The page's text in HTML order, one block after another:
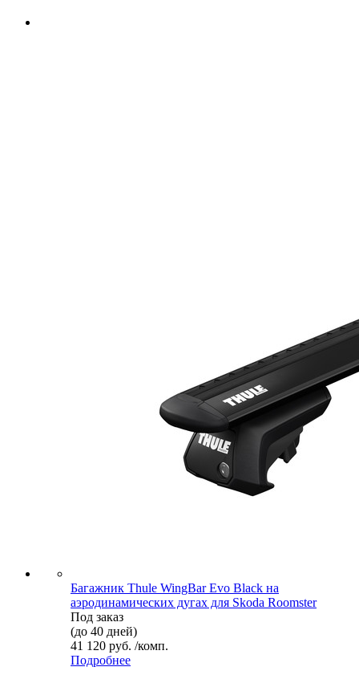
Багажник Thule WingBar Evo Black на
аэродинамических дугах для Skoda Roomster
Под заказ
(до 40 дней)
41 120 руб. /комп.
Подробнее